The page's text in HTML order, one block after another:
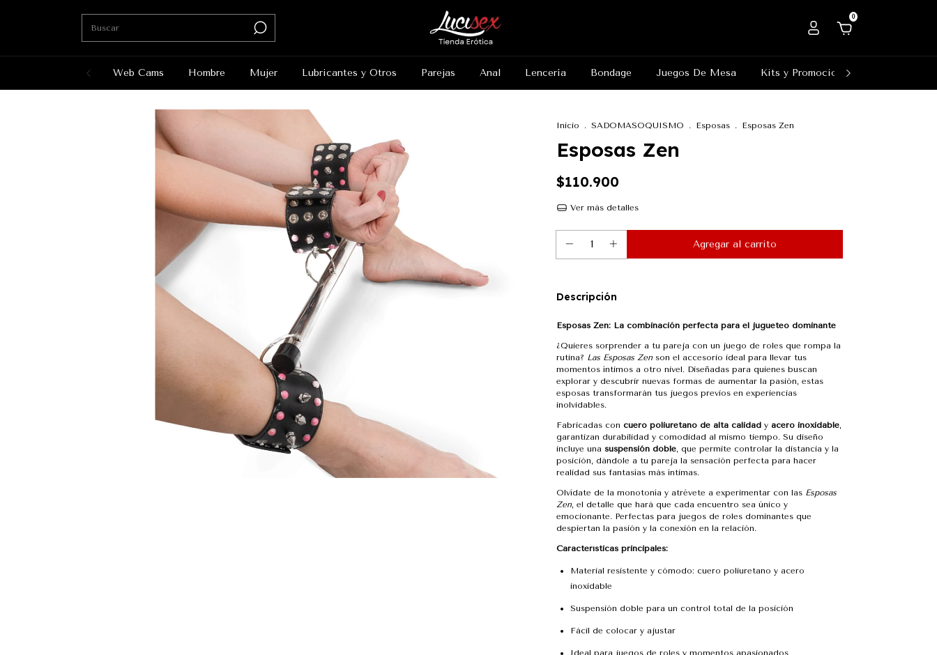
0
Web Cams Hombre Mujer Lubricantes y Otros Parejas Anal Lencería Bondage Juegos De Mesa Kits y Promociones
Inicio . SADOMASOQUISMO . Esposas . Esposas Zen
Esposas Zen
$110.900
Ver más detalles
Descripción
Esposas Zen: La combinación perfecta para el jugueteo dominante
¿Quieres sorprender a tu pareja con un juego de roles que rompa la
rutina? Las Esposas Zen son el accesorio ideal para llevar tus
momentos íntimos a otro nivel. Diseñadas para quienes buscan
explorar y descubrir nuevas formas de aumentar la pasión, estas
esposas transformarán tus juegos previos en experiencias
inolvidables.
Fabricadas con cuero poliuretano de alta calidad y acero inoxidable,
garantizan durabilidad y comodidad al mismo tiempo. Su diseño
incluye una suspensión doble, que permite controlar la distancia y la
posición, dándole a tu pareja la sensación perfecta para hacer
realidad sus fantasías más íntimas.
Olvídate de la monotonía y atrévete a experimentar con las Esposas
Zen, el detalle que hará que cada encuentro sea único y
emocionante. Perfectas para juegos de roles dominantes que
despiertan la pasión y la conexión en la relación.
Características principales:
Material resistente y cómodo: cuero poliuretano y acero
inoxidable
Suspensión doble para un control total de la posición
Fácil de colocar y ajustar
Ideal para juegos de roles y momentos apasionados